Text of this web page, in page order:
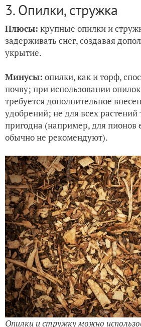
3. Опилки, стружка
Плюсы: крупные опилки и
задерживать снег, создавая
укрытие.
Минусы: опилки, как и торф,
почву; при использовании
требуется дополнительное
удобрений; не для всех растений
пригодна (например, для пионов
обычно не рекомендуют).
Опилки и стружку можно